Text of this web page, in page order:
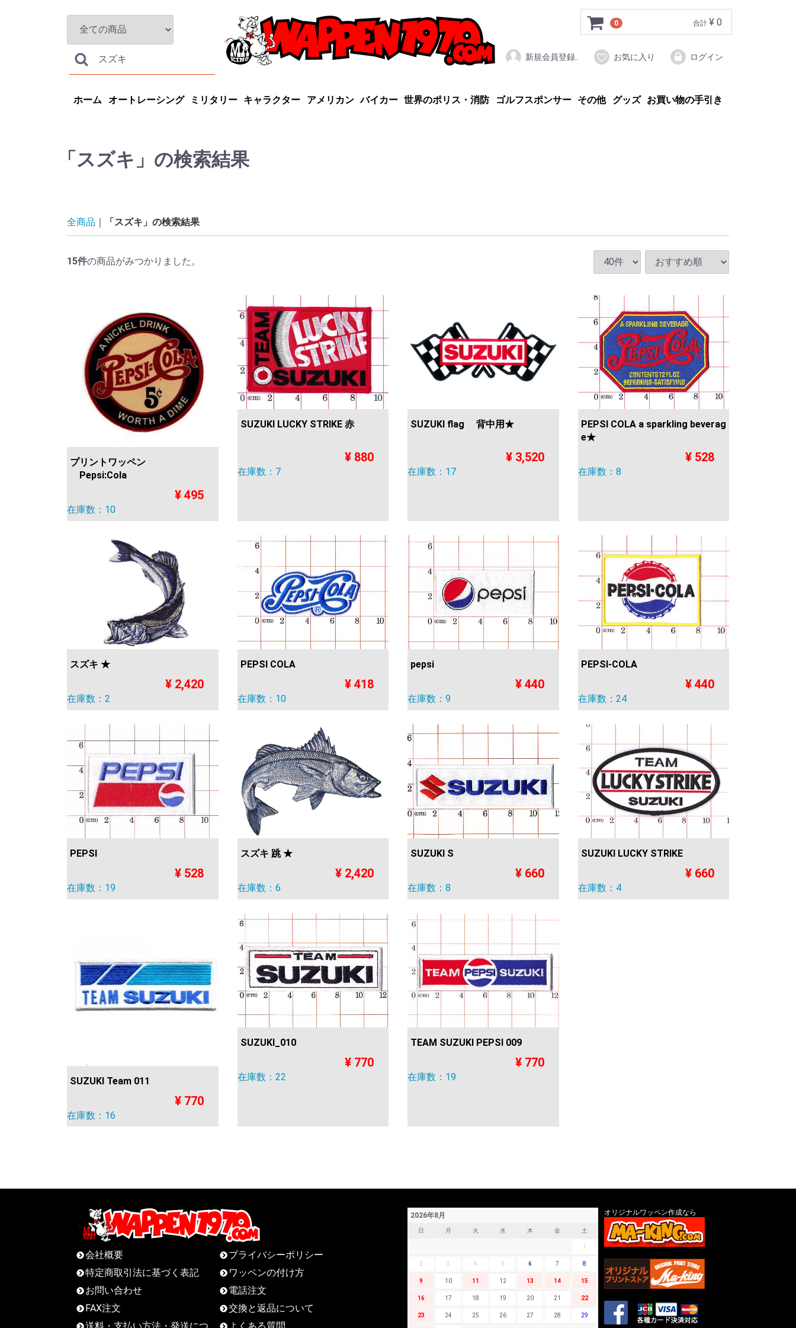
0 合計 ¥ 0
新規会員登録.. お気に入り ログイン
ホーム オートレーシング ミリタリー キャラクター アメリカン バイカー 世界のポリス・消防 ゴルフスポンサー その他 グッズ お買い物の手引き
「スズキ」の検索結果
全商品 「スズキ」の検索結果
15件の商品がみつかりました。
プリントワッペン
Pepsi:Cola
¥ 495
在庫数：10
SUZUKI LUCKY STRIKE 赤
¥ 880
在庫数：7
SUZUKI flag 背中用★
¥ 3,520
在庫数：17
PEPSI COLA a sparkling beverag
e★
¥ 528
在庫数：8
スズキ ★
¥ 2,420
在庫数：2
PEPSI COLA
¥ 418
在庫数：10
pepsi
¥ 440
在庫数：9
PEPSI-COLA
¥ 440
在庫数：24
PEPSI
¥ 528
在庫数：19
スズキ 跳 ★
¥ 2,420
在庫数：6
SUZUKI S
¥ 660
在庫数：8
SUZUKI LUCKY STRIKE
¥ 660
在庫数：4
SUZUKI Team 011
¥ 770
在庫数：16
SUZUKI_010
¥ 770
在庫数：22
TEAM SUZUKI PEPSI 009
¥ 770
在庫数：19
会社概要
プライバシーポリシー
特定商取引法に基づく表記
ワッペンの付け方
お問い合わせ
電話注文
FAX注文
交換と返品について
2026年8月
日 月 火 水 木 金 土
1
2 3 4 5 6 7 8
9 10 11 12 13 14 15
16 17 18 19 20 21 22
23 24 25 26 27 28 29
オリジナルワッペン作成なら